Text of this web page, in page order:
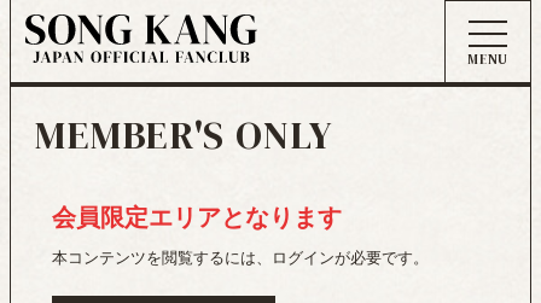
MEMBER'S ONLY
会員限定エリアとなります
本コンテンツを閲覧するには、ログインが必要です。